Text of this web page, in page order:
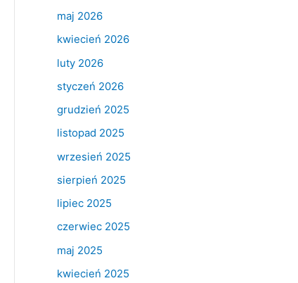
maj 2026
kwiecień 2026
luty 2026
styczeń 2026
grudzień 2025
listopad 2025
wrzesień 2025
sierpień 2025
lipiec 2025
czerwiec 2025
maj 2025
kwiecień 2025